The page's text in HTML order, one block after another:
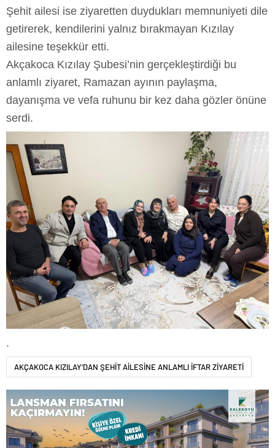
Şehit ailesi ise ziyaretten duydukları memnuniyeti dile
getirerek, kendilerini yalnız bırakmayan Kızılay
ailesine teşekkür etti.
Akçakoca Kızılay Şubesi’nin gerçekleştirdiği bu
anlamlı ziyaret, Ramazan ayının paylaşma,
dayanışma ve vefa ruhunu bir kez daha gözler önüne
serdi.
.
AKÇAKOCA KIZILAY’DAN ŞEHİT AİLESİNE ANLAMLI İFTAR ZİYARETİ